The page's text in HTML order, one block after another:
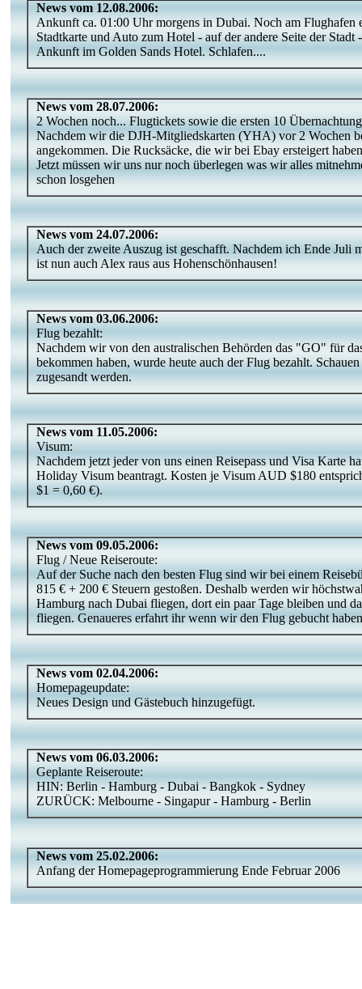
News vom 12.08.2006:
Ankunft ca. 01:00 Uhr morgens in Dubai. Noch am
Stadtkarte und Auto zum Hotel - auf der andere Seite der Stadt
Ankunft im Golden Sands Hotel. Schlafen....
News vom 28.07.2006:
2 Wochen noch... Flugtickets sowie die ersten 10
Nachdem wir die DJH-Mitgliedskarten (YHA) vor 2 Wochen
angekommen. Die Rucksäcke, die wir bei Ebay ersteigert
Jetzt müssen wir uns nur noch überlegen was wir alles
schon losgehen
News vom 24.07.2006:
Auch der zweite Auszug ist geschafft. Nachdem ich Ende Juli
ist nun auch Alex raus aus Hohenschönhausen!
News vom 03.06.2006:
Flug bezahlt:
Nachdem wir von den australischen Behörden das "GO" für
bekommen haben, wurde heute auch der Flug bezahlt.
zugesandt werden.
News vom 11.05.2006:
Visum:
Nachdem jetzt jeder von uns einen Reisepass und Visa Karte
Holiday Visum beantragt. Kosten je Visum AUD $180
$1 = 0,60 €).
News vom 09.05.2006:
Flug / Neue Reiseroute:
Auf der Suche nach den besten Flug sind wir bei einem
815 € + 200 € Steuern gestoßen. Deshalb werden wir
Hamburg nach Dubai fliegen, dort ein paar Tage bleiben und
fliegen. Genaueres erfahrt ihr wenn wir den Flug gebucht
News vom 02.04.2006:
Homepageupdate:
Neues Design und Gästebuch hinzugefügt.
News vom 06.03.2006:
Geplante Reiseroute:
HIN: Berlin - Hamburg - Dubai - Bangkok - Sydney
ZURÜCK: Melbourne - Singapur - Hamburg - Berlin
News vom 25.02.2006:
Anfang der Homepageprogrammierung Ende Februar 2006